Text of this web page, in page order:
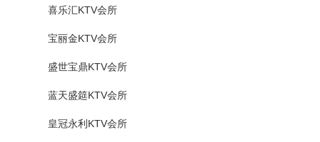
喜乐汇KTV会所
宝丽金KTV会所
盛世宝鼎KTV会所
蓝天盛筵KTV会所
皇冠永利KTV会所